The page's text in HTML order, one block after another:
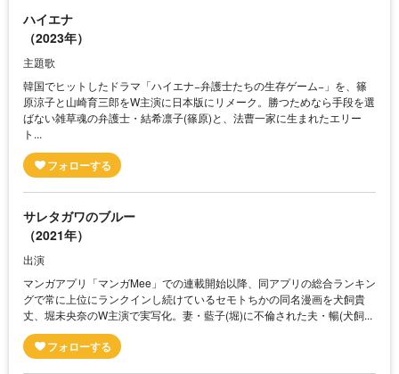
ハイエナ
（2023年）
主題歌
韓国でヒットしたドラマ「ハイエナ−弁護士たちの生存ゲーム−」を、篠
原涼子と山崎育三郎をW主演に日本版にリメーク。勝つためなら手段を選
ばない雑草魂の弁護士・結希凛子(篠原)と、法曹一家に生まれたエリー
ト...
サレタガワのブルー
（2021年）
出演
マンガアプリ「マンガMee」での連載開始以降、同アプリの総合ランキン
グで常に上位にランクインし続けているセモトちかの同名漫画を犬飼貴
丈、堀未央奈のW主演で実写化。妻・藍子(堀)に不倫された夫・暢(犬飼...